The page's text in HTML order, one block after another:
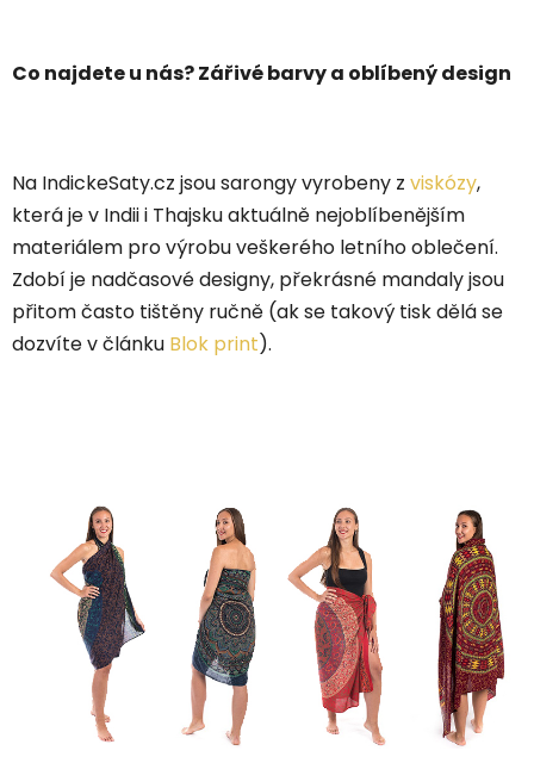
Co najdete u nás? Zářivé barvy a oblíbený design
Na IndickeSaty.cz jsou sarongy vyrobeny z viskózy,
která je v Indii i Thajsku aktuálně nejoblíbenějším
materiálem pro výrobu veškerého letního oblečení.
Zdobí je nadčasové designy, překrásné mandaly jsou
přitom často tištěny ručně (ak se takový tisk dělá se
dozvíte v článku Blok print).